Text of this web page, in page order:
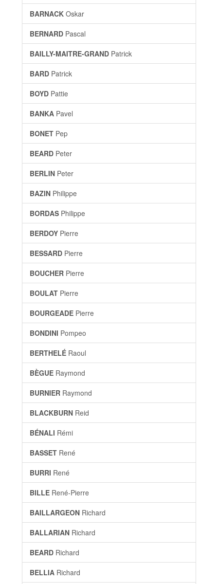
BARNACK Oskar
BERNARD Pascal
BAILLY-MAITRE-GRAND Patrick
BARD Patrick
BOYD Pattie
BANKA Pavel
BONET Pep
BEARD Peter
BERLIN Peter
BAZIN Philippe
BORDAS Philippe
BERDOY Pierre
BESSARD Pierre
BOUCHER Pierre
BOULAT Pierre
BOURGEADE Pierre
BONDINI Pompeo
BERTHELÉ Raoul
BÈGUE Raymond
BURNIER Raymond
BLACKBURN Reid
BÉNALI Rémi
BASSET René
BURRI René
BILLE René-Pierre
BAILLARGEON Richard
BALLARIAN Richard
BEARD Richard
BELLIA Richard